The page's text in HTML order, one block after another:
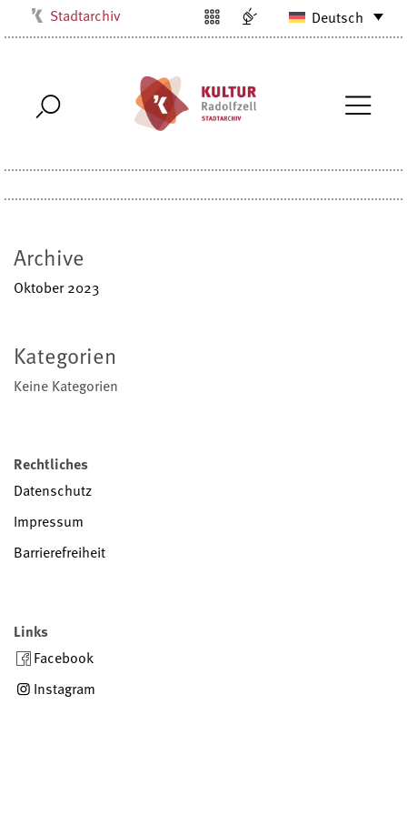
Musikschule
Stadtarchiv
Stadtbibliothek
Villa Bosch
Deutsch
Archive
Oktober 2023
Kategorien
Keine Kategorien
Rechtliches
Datenschutz
Impressum
Barrierefreiheit
Links
Facebook
Instagram